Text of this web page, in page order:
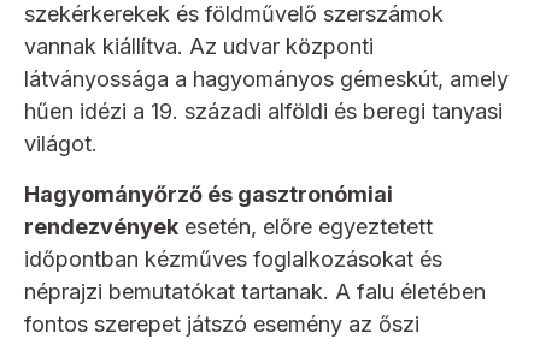
szekérkerekek és földművelő szerszámok
vannak kiállítva. Az udvar központi
látványossága a hagyományos gémeskút, amely
hűen idézi a 19. századi alföldi és beregi tanyasi
világot.
Hagyományőrző és gasztronómiai
rendezvények esetén, előre egyeztetett
időpontban kézműves foglalkozásokat és
néprajzi bemutatókat tartanak. A falu életében
fontos szerepet játszó esemény az őszi